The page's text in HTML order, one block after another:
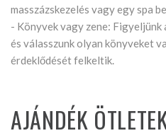
masszázskezelés vagy egy spa
- Könyvek vagy zene:
és válasszunk olyan könyveket
érdeklődését felkeltik.
AJÁNDÉK